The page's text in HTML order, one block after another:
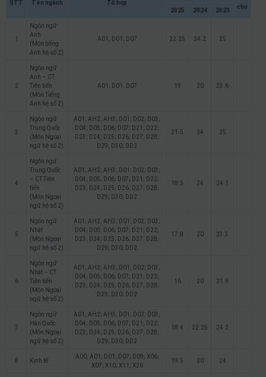
STT Tên ngành Tổ hợp
chú
2025 2024 2023
1
Ngôn ngữ
Anh
(Môn tiếng
Anh hệ số 2)
A01; D01; D07 22.25 24.2 25
2
Ngôn ngữ
Anh – CT
Tiên tiến
(Môn Tiếng
Anh hệ số 2)
A01; D01; D07 19 20 23.6
3
Ngôn ngữ
Trung Quốc
(Môn Ngoại
ngữ hệ số 2)
A01; AH2; AH3; D01; D02; D03;
D04; D05; D06; D07; D21; D22;
D23; D24; D25; D26; D27; D28;
D29; D30; DD2
21.5 24 25
4
Ngôn ngữ
Trung Quốc
– CT Tiên
tiến
(Môn Ngoại
ngữ hệ số 2)
A01; AH2; AH3; D01; D02; D03;
D04; D05; D06; D07; D21; D22;
D23; D24; D25; D26; D27; D28;
D29; D30; DD2
18.5 24 24.1
5
Ngôn ngữ
Nhật
(Môn Ngoại
ngữ hệ số 2)
A01; AH2; AH3; D01; D02; D03;
D04; D05; D06; D07; D21; D22;
D23; D24; D25; D26; D27; D28;
D29; D30; DD2
17.8 20 23.3
6
Ngôn ngữ
Nhật – CT
Tiên tiến
(Môn Ngoại
ngữ hệ số 2)
A01; AH2; AH3; D01; D02; D03;
D04; D05; D06; D07; D21; D22;
D23; D24; D25; D26; D27; D28;
D29; D30; DD2
16 20 21.9
7
Ngôn ngữ
Hàn Quốc
(Môn Ngoại
ngữ hệ số 2)
A01; AH2; AH3; D01; D02; D03;
D04; D05; D06; D07; D21; D22;
D23; D24; D25; D26; D27; D28;
D29; D30; DD2
18.4 22.25 24.2
8 Kinh tế
A00; A01; D01; D07; D09; X06;
X07; X10; X11; X26
19.5 20 24